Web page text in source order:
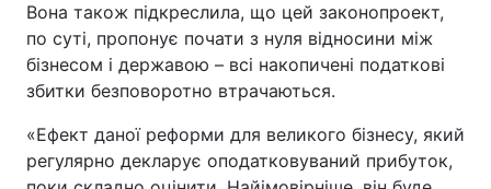
Вона також підкреслила, що цей законопроект,
по суті, пропонує почати з нуля відносини між
бізнесом і державою – всі накопичені податкові
збитки безповоротно втрачаються.
«Ефект даної реформи для великого бізнесу, який
регулярно декларує оподатковуваний прибуток,